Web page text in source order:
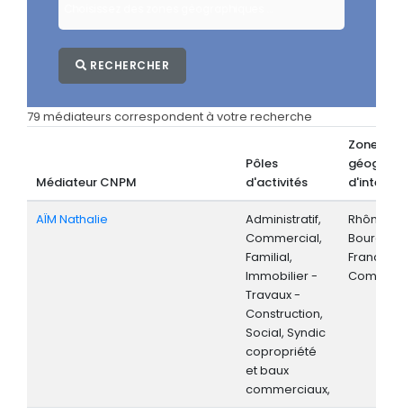
RECHERCHER
79 médiateurs correspondent à votre recherche
Médiateur CNPM
Pôles
d'activités
Zones
AÏM Nathalie
Administratif,
Commercial,
Familial,
Immobilier -
Travaux -
Construction,
Social, Syndic
copropriété
et baux
commerciaux,
Rhône-
Franche-
Comté,